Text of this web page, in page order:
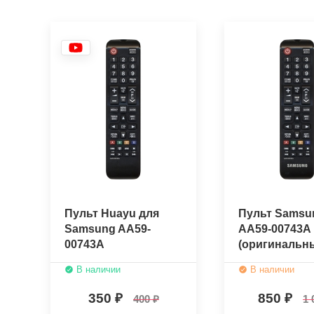
Пульт Huayu для
Samsung AA59-
00743A
В наличии
350 400
Пульт
AA59-00743A
В наличии
850 1